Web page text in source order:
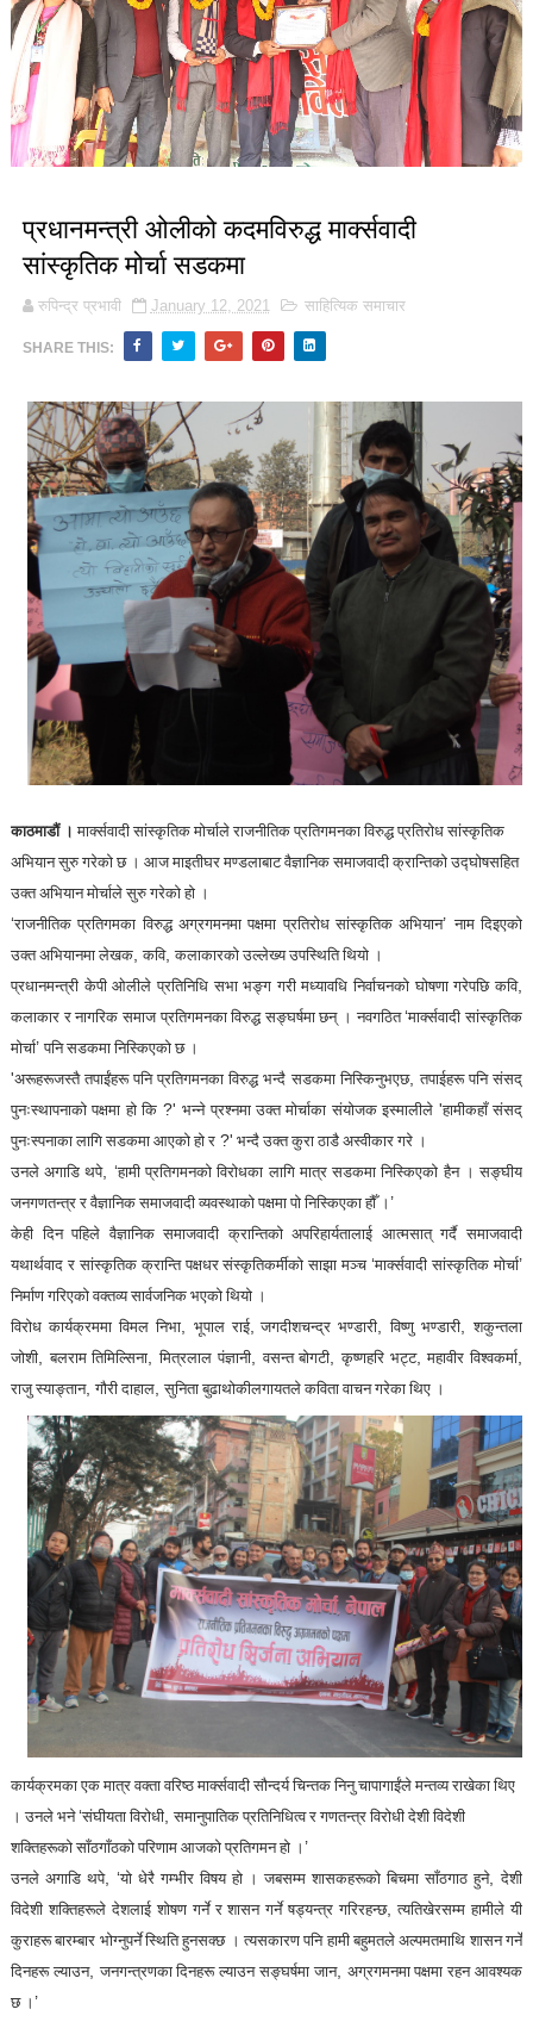
‌प्रधानमन्त्री ओलीको कदमविरुद्ध मार्क्सवादी
सांस्कृतिक मोर्चा सडकमा
रुपिन्द्र प्रभावी January 12, 2021 साहित्यिक समाचार
SHARE THIS:
काठमाडौं । मार्क्सवादी सांस्कृतिक मोर्चाले राजनीतिक प्रतिगमनका विरुद्ध प्रतिरोध सांस्कृतिक
अभियान सुरु गरेको छ । आज माइतीघर मण्डलाबाट वैज्ञानिक समाजवादी क्रान्तिको उद्घोषसहित
उक्त अभियान मोर्चाले सुरु गरेको हो ।
‘राजनीतिक प्रतिगमका विरुद्ध अग्रगमनमा पक्षमा प्रतिरोध सांस्कृतिक अभियान’नाम दिइएको
उक्त अभियानमा लेखक,कवि,कलाकारको उल्लेख्य उपस्थिति थियो ।
प्रधानमन्त्री केपी ओलीले प्रतिनिधि सभा भङ्ग गरी मध्यावधि निर्वाचनको घोषणा गरेपछि कवि,
कलाकार र नागरिक समाज प्रतिगमनका विरुद्ध सङ्घर्षमा छन् । नवगठित‘मार्क्सवादी सांस्कृतिक
मोर्चा’पनि सडकमा निस्किएको छ ।
'अरूहरूजस्तै तपाईंहरू पनि प्रतिगमनका विरुद्ध भन्दै सडकमा निस्किनुभएछ,तपाईहरू पनि संसद्
पुनःस्थापनाको पक्षमा हो कि ?'भन्ने प्रश्नमा उक्त मोर्चाका संयोजक इस्मालीले 'हामीकहाँ संसद्
पुनःस्पनाका लागि सडकमा आएको हो र?' भन्दै उक्त कुरा ठाडै अस्वीकार गरे ।
उनले अगाडि थपे, ‘हामी प्रतिगमनको विरोधका लागि मात्र सडकमा निस्किएको हैन । सङ्घीय
जनगणतन्त्र र वैज्ञानिक समाजवादी व्यवस्थाको पक्षमा पो निस्किएका हौँ । ’
केही दिन पहिले वैज्ञानिक समाजवादी क्रान्तिको अपरिहार्यतालाई आत्मसात् गर्दै समाजवादी
यथार्थवाद र सांस्कृतिक क्रान्ति पक्षधर संस्कृतिकर्मीको साझा मञ्च‘मार्क्सवादी सांस्कृतिक मोर्चा’
निर्माण गरिएको वक्तव्य सार्वजनिक भएको थियो ।
विरोध कार्यक्रममा विमल निभा, भूपाल राई, जगदीशचन्द्र भण्डारी,विष्णु भण्डारी,शकुन्तला
जोशी,बलराम तिमिल्सिना,मित्रलाल पंज्ञानी,वसन्त बोगटी,कृष्णहरि भट्ट,महावीर विश्वकर्मा,
राजु स्याङ्तान,गौरी दाहाल,सुनिता बुढाथोकीलगायतले कविता वाचन गरेका थिए ।
कार्यक्रमका एक मात्र वक्ता वरिष्ठ मार्क्सवादी सौन्दर्य चिन्तक निनु चापागाईंले मन्तव्य राखेका थिए
। उनले भने‘संघीयता विरोधी,समानुपातिक प्रतिनिधित्व र गणतन्त्र विरोधी देशी विदेशी
शक्तिहरूको साँठगाँठको परिणाम आजको प्रतिगमन हो । ’
उनले अगाडि थपे, ‘यो धेरै गम्भीर विषय हो । जबसम्म शासकहरूको बिचमा साँठगाठ हुने,देशी
विदेशी शक्तिहरूले देशलाई शोषण गर्ने र शासन गर्ने षड्यन्त्र गरिरहन्छ, त्यतिखेरसम्म हामीले यी
कुराहरू बारम्बार भोग्नुपर्ने स्थिति हुनसक्छ । त्यसकारण पनि हामी बहुमतले अल्पमतमाथि शासन गर्ने
दिनहरू ल्याउन,जनगन्त्रणका दिनहरू ल्याउन सङ्घर्षमा जान, अग्रगमनमा पक्षमा रहन आवश्यक
छ । ’